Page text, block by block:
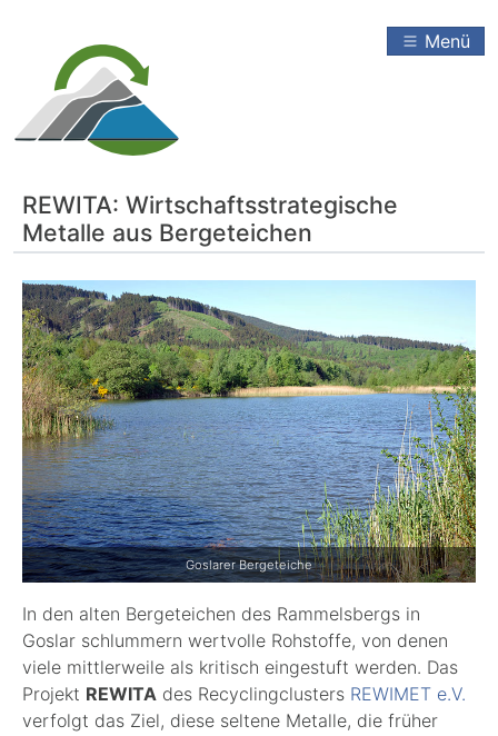
Menü
REWITA: Wirtschaftsstrategische
Metalle aus Bergeteichen
Goslarer Bergeteiche
In den alten Bergeteichen des Rammelsbergs in
Goslar schlummern wertvolle Rohstoffe, von denen
viele mittlerweile als kritisch eingestuft werden. Das
Projekt REWITA des Recyclingclusters REWIMET e.V.
verfolgt das Ziel, diese seltene Metalle, die früher